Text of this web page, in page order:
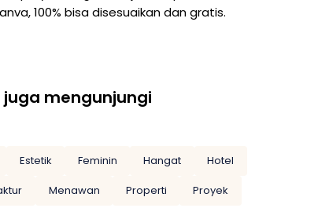
100% bisa disesuaikan dan gratis.
mengunjungi
Estetik Feminin Hangat
Hotel
Menawan Properti
Proyek